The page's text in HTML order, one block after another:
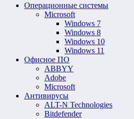
Операционные системы
Microsoft
Windows 7
Windows 8
Windows 10
Windows 11
Офисное ПО
ABBYY
Adobe
Microsoft
Антивирусы
ALT-N Technologies
Bitdefender